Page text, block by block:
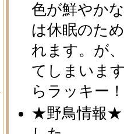
色が鮮やか
は休眠のた
れます。が
てしまいま
らラッキー
★野鳥情報★